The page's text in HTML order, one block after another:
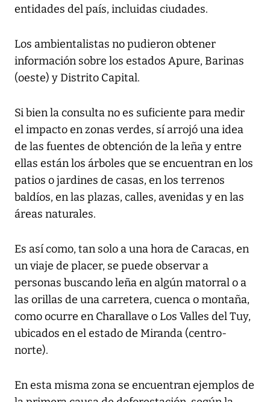
entidades del país, incluidas ciudades.
Los ambientalistas no pudieron obtener
información sobre los estados Apure, Barinas
(oeste) y Distrito Capital.
Si bien la consulta no es suficiente para medir
el impacto en zonas verdes, sí arrojó una idea
de las fuentes de obtención de la leña y entre
ellas están los árboles que se encuentran en los
patios o jardines de casas, en los terrenos
baldíos, en las plazas, calles, avenidas y en las
áreas naturales.
Es así como, tan solo a una hora de Caracas, en
un viaje de placer, se puede observar a
personas buscando leña en algún matorral o a
las orillas de una carretera, cuenca o montaña,
como ocurre en Charallave o Los Valles del Tuy,
ubicados en el estado de Miranda (centro-
norte).
En esta misma zona se encuentran ejemplos de